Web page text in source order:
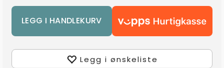
Legg i ønskeliste